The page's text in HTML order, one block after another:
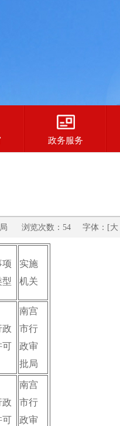
政务服务
局 浏览次数：54 字体：[大
项
型
实施
机关
政
可
南宫
市行
政审
批局
政
可
南宫
市行
政审